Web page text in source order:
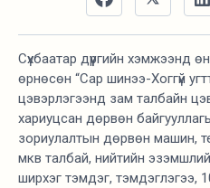
Сүхбаатар дүүргийн хэмжээнд
өрнөсөн “Сар шинээ-Хоггүй
цэвэрлэгээнд зам талбайн
хариуцсан дөрвөн
зориулалтын дөрвөн машин,
мкв талбай, нийтийн
ширхэг тэмдэг, тэмдэглэгээ,